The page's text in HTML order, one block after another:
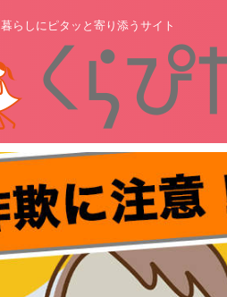
暮らしにピタッと寄り添うサイト